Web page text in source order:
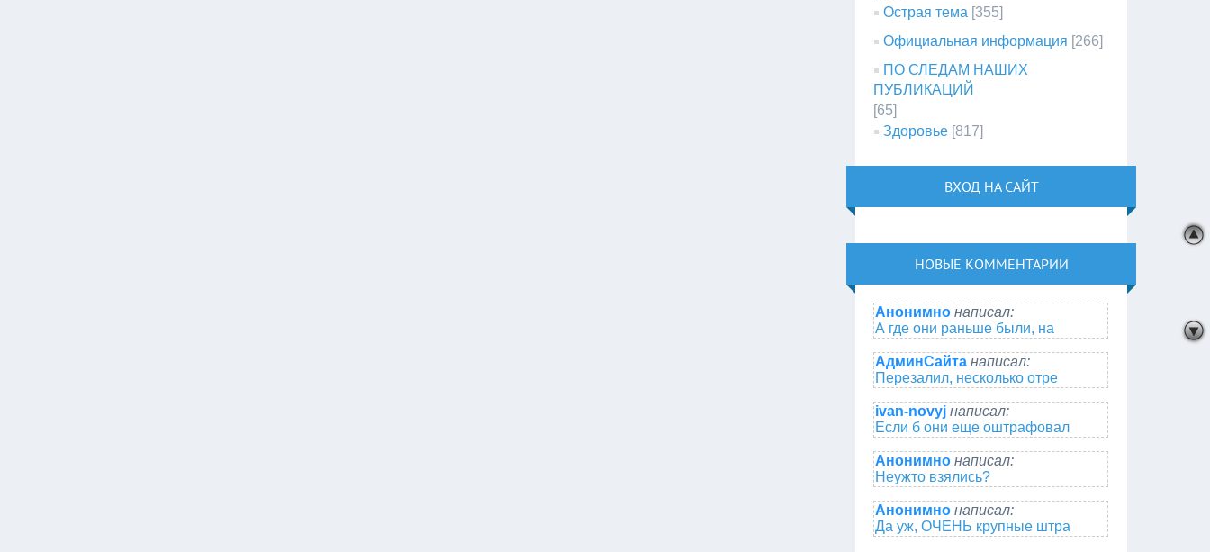
Острая тема [355]
Официальная информация [266]
ПО СЛЕДАМ НАШИХ
ПУБЛИКАЦИЙ
[65]
Здоровье [817]
ВХОД НА САЙТ
НОВЫЕ КОММЕНТАРИИ
Анонимно написал:
А где они раньше были, на
АдминСайта написал:
Перезалил, несколько отре
ivan-novyj написал:
Если б они еще оштрафовал
Анонимно написал:
Неужто взялись?
Анонимно написал:
Да уж, ОЧЕНЬ крупные штра